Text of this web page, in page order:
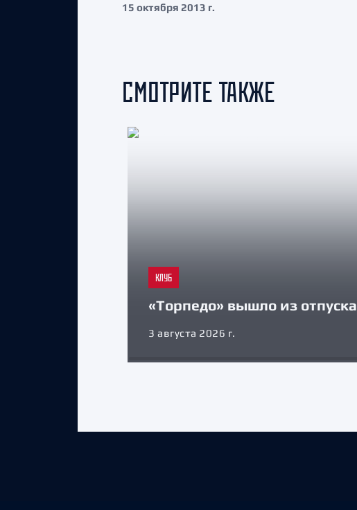
15 октября 2013 г.
СМОТРИТЕ ТАКЖЕ
КЛУБ
«Торпедо» вышло из отпуска
3 августа 2026 г.